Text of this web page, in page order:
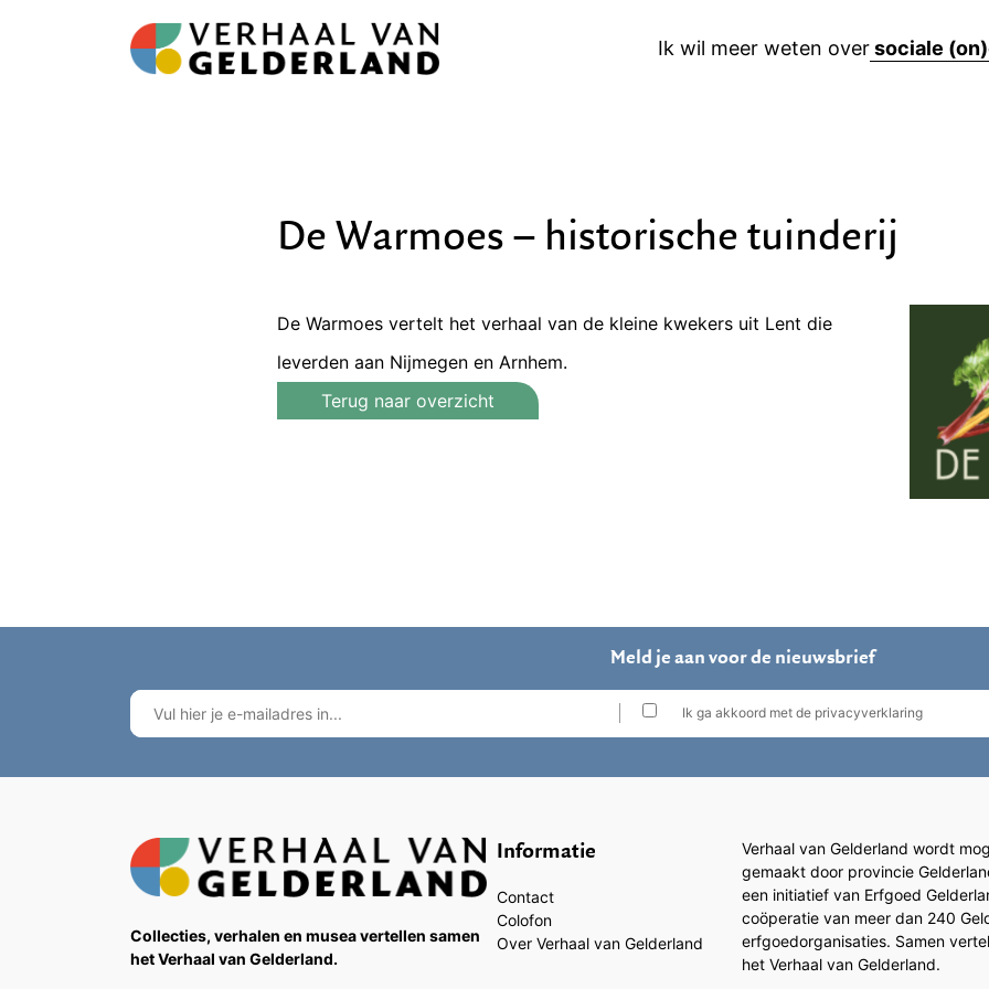
Ik wil meer weten over
De Warmoes – historische tuinderij
De Warmoes vertelt het verhaal van de kleine kwekers uit Lent die
leverden aan Nijmegen en Arnhem.
Terug naar overzicht
Meld je aan voor de nieuwsbrief
Ik ga akkoord met de privacyverklaring
Collecties, verhalen en musea vertellen samen
het Verhaal van Gelderland.
Informatie
Contact
Colofon
Over Verhaal van Gelderland
Verhaal van Gelderland wordt
gemaakt door provincie
een initiatief van Erfgoed
coöperatie van meer dan 240
erfgoedorganisaties. Samen
het Verhaal van Gelderland.